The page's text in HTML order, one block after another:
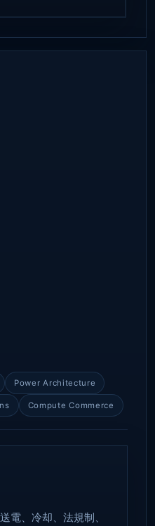
Power Architecture
Compute Commerce
電、冷却、法規制、